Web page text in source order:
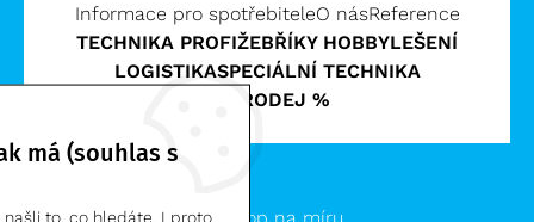
TECHNIKA PROFIŽEBŘÍKY HOBBYLEŠENÍ
LOGISTIKASPECIÁLNÍ TECHNIKA
VÝPRODEJ %
Informace pro spotřebiteleO násReference
má (souhlas s
to, co hledáte. I proto